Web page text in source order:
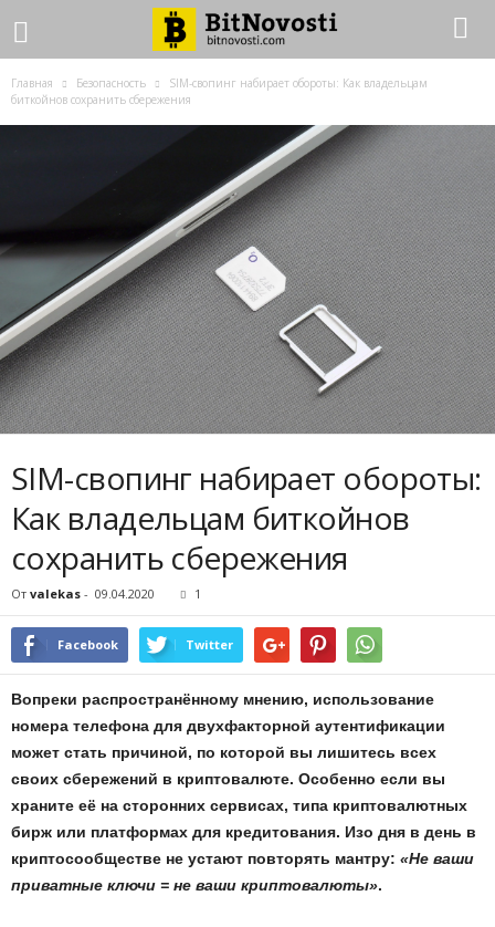
Главная Безопасность
SIM-свопинг набирает обороты: Как владельцам
биткойнов сохранить сбережения
SIM-свопинг набирает обороты:
Как владельцам биткойнов
сохранить сбережения
От valekas - 09.04.2020 1
Facebook Twitter
Вопреки распространённому мнению, использование
номера телефона для двухфакторной аутентификации
может стать причиной, по которой вы лишитесь всех
своих сбережений в криптовалюте. Особенно если вы
храните её на сторонних сервисах, типа криптовалютных
бирж или платформах для кредитования. Изо дня в день в
криптосообществе не устают повторять мантру: «Не ваши
приватные ключи = не ваши криптовалюты».